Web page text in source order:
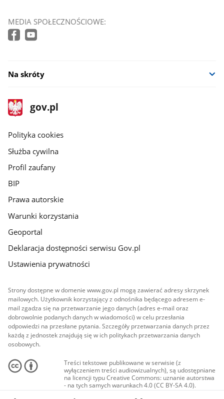
MEDIA SPOŁECZNOŚCIOWE:
Na skróty
stopka
gov.pl
Strona
gov.pl
gov.pl
Polityka cookies
Służba cywilna
Profil zaufany
BIP
Prawa autorskie
Warunki korzystania
Geoportal
Deklaracja dostępności serwisu Gov.pl
Ustawienia prywatności
Strony dostępne w domenie www.gov.pl mogą zawierać adresy skrzynek
mailowych. Użytkownik korzystający z odnośnika będącego adresem e-
mail zgadza się na przetwarzanie jego danych (adres e-mail oraz
dobrowolnie podanych danych w wiadomości) w celu przesłania
odpowiedzi na przesłane pytania. Szczegóły przetwarzania danych przez
każdą z jednostek znajdują się w ich politykach przetwarzania danych
osobowych.
Treści tekstowe publikowane w serwisie (z
wyłączeniem treści audiowizualnych), są udostępniane
na licencji typu Creative Commons: uznanie autorstwa
- na tych samych warunkach 4.0 (CC BY-SA 4.0).
Materiały audiowizualne, w tym zdjęcia, materiały